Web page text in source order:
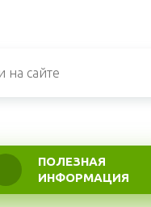
ПОЛЕЗНАЯ
ИНФОРМАЦИЯ